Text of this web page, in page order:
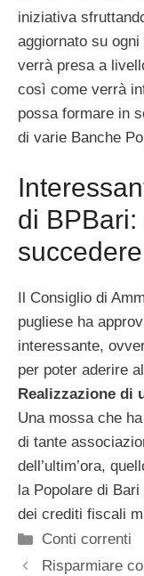
iniziativa
aggiornato su
verrà presa a
così come verrà
possa formare in
di varie Banche
di
succedere
Il Consiglio di
pugliese ha
interessante,
per poter aderire al
Realizzazione di
Una mossa che
di tante
dell’ultim’ora,
la Popolare di
dei crediti fiscali
Categorie
Conti correnti
Risparmiare